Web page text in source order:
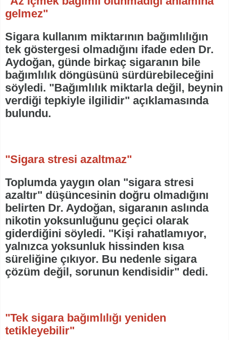
gelmez"
Sigara kullanım miktarının bağımlılığın
tek göstergesi olmadığını ifade eden Dr.
Aydoğan, günde birkaç sigaranın bile
bağımlılık döngüsünü sürdürebileceğini
söyledi. "Bağımlılık miktarla değil, beynin
verdiği tepkiyle ilgilidir" açıklamasında
bulundu.
"Sigara stresi azaltmaz"
Toplumda yaygın olan "sigara stresi
azaltır" düşüncesinin doğru olmadığını
belirten Dr. Aydoğan, sigaranın aslında
nikotin yoksunluğunu geçici olarak
giderdiğini söyledi. "Kişi rahatlamıyor,
yalnızca yoksunluk hissinden kısa
süreliğine çıkıyor. Bu nedenle sigara
çözüm değil, sorunun kendisidir" dedi.
"Tek sigara bağımlılığı yeniden
tetikleyebilir"